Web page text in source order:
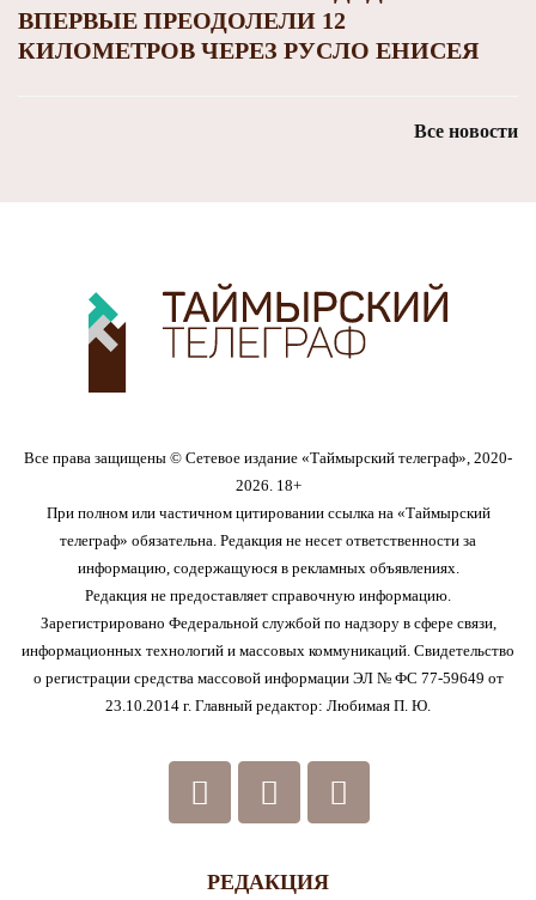
ВПЕРВЫЕ ПРЕОДОЛЕЛИ 12
КИЛОМЕТРОВ ЧЕРЕЗ РУСЛО ЕНИСЕЯ
Все новости
Все права защищены © Сетевое издание «Таймырский телеграф», 2020-
2026. 18+
При полном или частичном цитировании ссылка на «Таймырский
телеграф» обязательна. Редакция не несет ответственности за
информацию, содержащуюся в рекламных объявлениях.
Редакция не предоставляет справочную информацию.
Зарегистрировано Федеральной службой по надзору в сфере связи,
информационных технологий и массовых коммуникаций. Свидетельство
о регистрации средства массовой информации ЭЛ № ФС 77-59649 от
23.10.2014 г. Главный редактор: Любимая П. Ю.
РЕДАКЦИЯ